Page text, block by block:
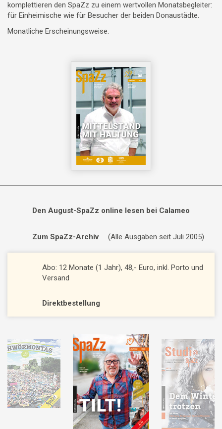
komplettieren den SpaZz zu einem wertvollen Monatsbegleiter:
für Einheimische wie für Besucher der beiden Donaustädte.
Monatliche Erscheinungsweise.
Den August-SpaZz online lesen bei Calameo
Zum SpaZz-Archiv (Alle Ausgaben seit Juli 2005)
Abo: 12 Monate (1 Jahr), 48,- Euro, inkl. Porto und
Versand
Direktbestellung